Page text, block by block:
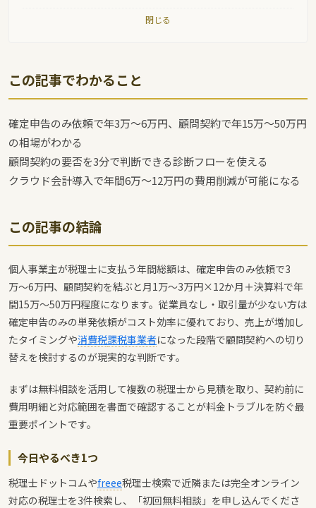
閉じる
この記事でわかること
確定申告のみ依頼で年3万〜6万円、顧問契約で年15万〜50万円
の相場がわかる
顧問契約の要否を3分で判断できる診断フローを使える
クラウド会計導入で年間6万〜12万円の費用削減が可能になる
この記事の結論
個人事業主が税理士に支払う年間総額は、確定申告のみ依頼で3
万〜6万円、顧問契約を結ぶと月1万〜3万円×12か月＋決算料で年
間15万〜50万円程度になります。従業員なし・取引量が少ない方は
確定申告のみの単発依頼がコスト効率に優れており、売上が増加し
たタイミングや消費税課税事業者になった段階で顧問契約への切り
替えを検討するのが現実的な判断です。
まずは無料相談を活用して複数の税理士から見積を取り、契約前に
費用明細と対応範囲を書面で確認することが料金トラブルを防ぐ最
重要ポイントです。
今日やるべき1つ
税理士ドットコムやfreee税理士検索で近隣または完全オンライン
対応の税理士を3件検索し、「初回無料相談」を申し込んでくださ